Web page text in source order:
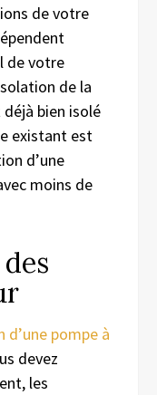
de votre
de votre
de la
bien isolé
existant est
d’une
moins de
pompe à
devez
les